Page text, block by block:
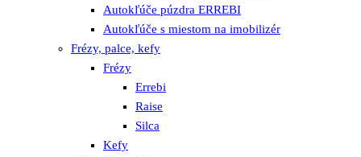
Autokľúče púzdra ERREBI
Autokľúče s miestom na imobilizér
Frézy, palce, kefy
Frézy
Errebi
Raise
Silca
Kefy